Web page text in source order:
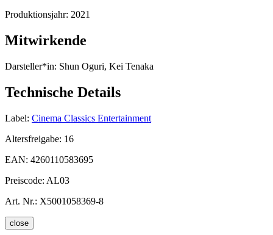
Produktionsjahr: 2021
Mitwirkende
Darsteller*in: Shun Oguri, Kei Tenaka
Technische Details
Label: Cinema Classics Entertainment
Altersfreigabe: 16
EAN: 4260110583695
Preiscode: AL03
Art. Nr.: X5001058369-8
close